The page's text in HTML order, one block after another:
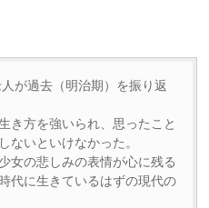
が過去（明治期）を振り返
き方を強いられ、思ったこと
ないといけなかった。
女の悲しみの表情が心に残る
代に生きているはずの現代の